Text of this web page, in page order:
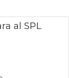
al SPL